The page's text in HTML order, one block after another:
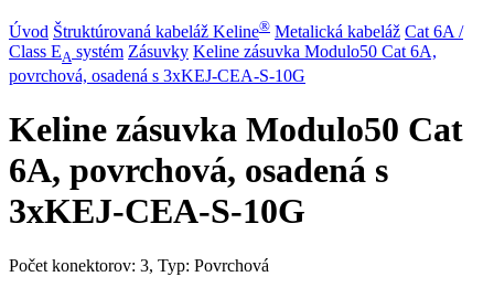
Úvod Štruktúrovaná kabeláž Keline® Metalická kabeláž Cat 6A /
Class EA systém Zásuvky Keline zásuvka Modulo50 Cat 6A,
povrchová, osadená s 3xKEJ-CEA-S-10G
Keline zásuvka Modulo50 Cat
6A, povrchová, osadená s
3xKEJ-CEA-S-10G
Počet konektorov: 3, Typ: Povrchová